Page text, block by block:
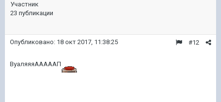
Участник
23 публикации
#12
Опубликовано: 18 окт 2017, 11:38:25
ВуаляяяАААААП